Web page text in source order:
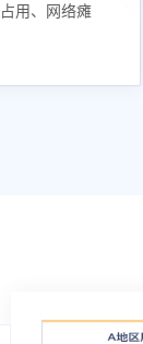
用、网络瘫